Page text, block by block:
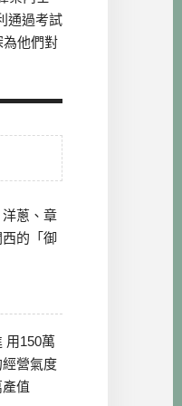
通過考試
他們對
蔥、章
的「御
用150萬
經營氣度
產值